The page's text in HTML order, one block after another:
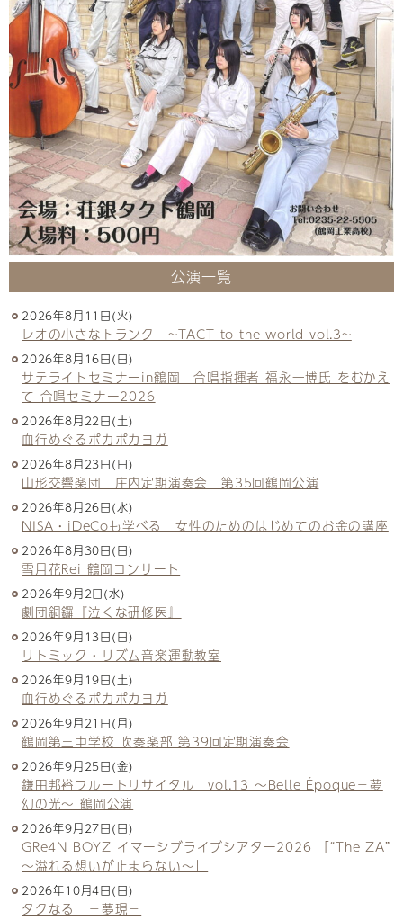
公演一覧
2026年8月11日(火)
レオの小さなトランク ~TACT to the world vol.3~
2026年8月16日(日)
サテライトセミナーin鶴岡 合唱指揮者 福永一博氏 をむかえ
て 合唱セミナー2026
2026年8月22日(土)
血行めぐるポカポカヨガ
2026年8月23日(日)
山形交響楽団 庄内定期演奏会 第35回鶴岡公演
2026年8月26日(水)
NISA・iDeCoも学べる 女性のためのはじめてのお金の講座
2026年8月30日(日)
雪月花Rei 鶴岡コンサート
2026年9月2日(水)
劇団銅鑼『泣くな研修医』
2026年9月13日(日)
リトミック・リズム音楽運動教室
2026年9月19日(土)
血行めぐるポカポカヨガ
2026年9月21日(月)
鶴岡第三中学校 吹奏楽部 第39回定期演奏会
2026年9月25日(金)
鎌田邦裕フルートリサイタル vol.13 ～Belle Époque－夢
幻の光～ 鶴岡公演
2026年9月27日(日)
GRe4N BOYZ イマーシブライブシアター2026 「“The ZA”
〜溢れる想いが止まらない〜」
2026年10月4日(日)
タクなる －夢現－